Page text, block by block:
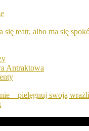
się teatr, albo ma się
Antraktowa
– pielęgnuj swoją